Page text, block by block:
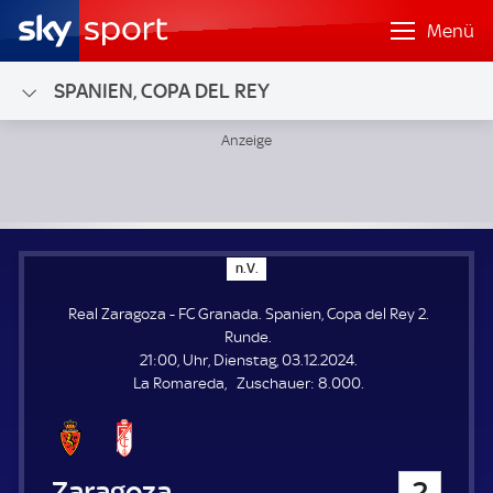
Menü
SPANIEN, COPA DEL REY
n.V.
.
.
Real Zaragoza - FC Granada. Spanien, Copa del Rey 2.
Runde.
21:00, Uhr, Dienstag, 03.12.2024.
La Romareda
Zuschauer: Z
8.000.